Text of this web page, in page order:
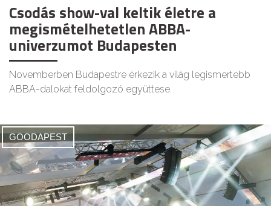
Csodás show-val keltik életre a
megismételhetetlen ABBA-
univerzumot Budapesten
Novemberben Budapestre érkezik a világ legismertebb
ABBA-dalokat feldolgozó együttese.
GOODAPEST